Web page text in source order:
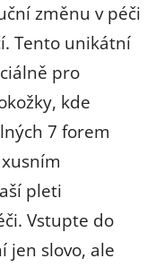
změnu v péči
Tento unikátní
pro
kde
7 forem
pleti
Vstupte do
jen slovo, ale